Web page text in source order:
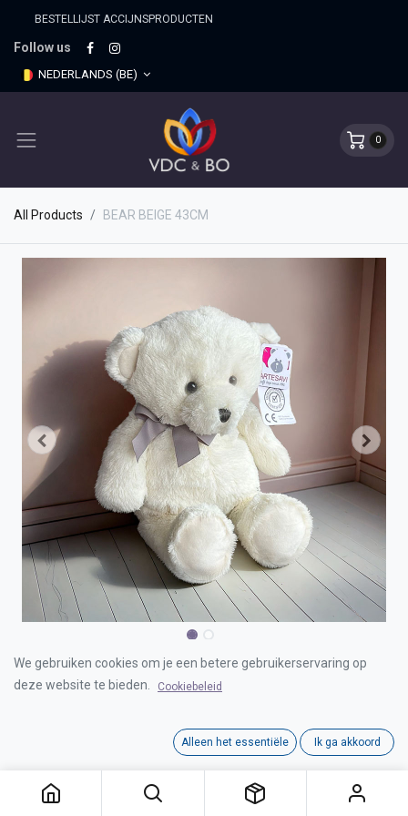
BESTELLIJST ACCIJNSPRO​DUCTEN
Follow us
NEDERLANDS (BE)
0
All Products BEAR BEIGE 43CM
BEAR BEIGE 43CM
ARTESAVI
We gebruiken cookies om je een betere gebruikerservaring op
deze website te bieden.
Cookiebeleid
Alleen het essentiële Ik ga akkoord